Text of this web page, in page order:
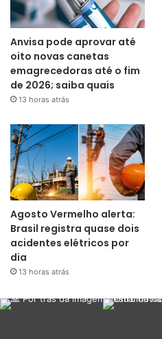
Anvisa pode aprovar até
oito novas canetas
emagrecedoras até o fim
de 2026; saiba quais
13 horas atrás
Agosto Vermelho alerta:
Brasil registra quase dois
acidentes elétricos por
dia
13 horas atrás